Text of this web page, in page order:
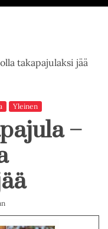
takapajulaksi jää
Yleinen
–